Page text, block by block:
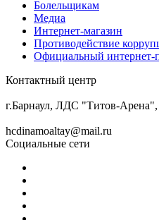
Болельщикам
Медиа
Интернет-магазин
Противодействие
Официальный интернет-
Контактный центр
г.Барнаул, ЛДС "Титов-
hcdinamoaltay@mail.ru
Социальные сети